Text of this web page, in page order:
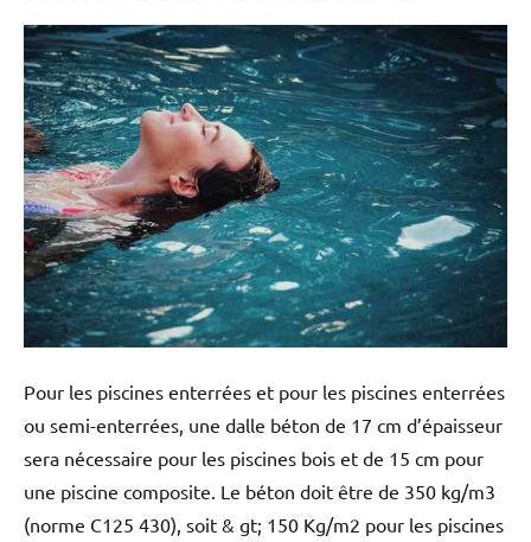
Pour les piscines enterrées et pour les piscines enterrées
ou semi-enterrées, une dalle béton de 17 cm d’épaisseur
sera nécessaire pour les piscines bois et de 15 cm pour
une piscine composite. Le béton doit être de 350 kg/m3
(norme C125 430), soit & gt; 150 Kg/m2 pour les piscines